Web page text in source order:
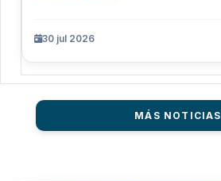
30 jul 2026
MÁS NOTICIAS